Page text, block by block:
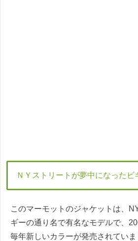
ＮＹストリートが夢中になったビ
このマーモットのジャケットは、
ギーの通り名で有名なモデルで、
毎年新しいカラーが発売されていま